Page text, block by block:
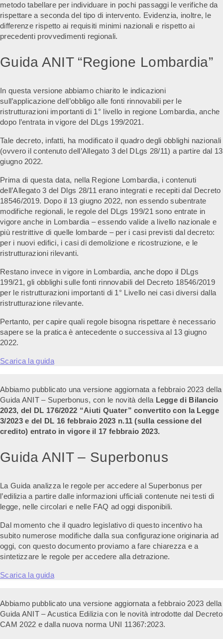
metodo tabellare per individuare in pochi passaggi le verifiche da
rispettare a seconda del tipo di intervento. Evidenzia, inoltre, le
differenze rispetto ai requisiti minimi nazionali e rispetto ai
precedenti provvedimenti regionali.
Guida ANIT “Regione Lombardia”
In questa versione abbiamo chiarito le indicazioni
sull’applicazione dell’obbligo alle fonti rinnovabili per le
ristrutturazioni importanti di 1° livello in regione Lombardia, anche
dopo l’entrata in vigore del DLgs 199/2021.
Tale decreto, infatti, ha modificato il quadro degli obblighi nazionali
(ovvero il contenuto dell’Allegato 3 del DLgs 28/11) a partire dal 13
giugno 2022.
Prima di questa data, nella Regione Lombardia, i contenuti
dell’Allegato 3 del Dlgs 28/11 erano integrati e recepiti dal Decreto
18546/2019. Dopo il 13 giugno 2022, non essendo subentrate
modifiche regionali, le regole del DLgs 199/21 sono entrate in
vigore anche in Lombardia – essendo valide a livello nazionale e
più restrittive di quelle lombarde – per i casi previsti dal decreto:
per i nuovi edifici, i casi di demolizione e ricostruzione, e le
ristrutturazioni rilevanti.
Restano invece in vigore in Lombardia, anche dopo il DLgs
199/21, gli obblighi sulle fonti rinnovabili del Decreto 18546/2019
per le ristrutturazioni importanti di 1° Livello nei casi diversi dalla
ristrutturazione rilevante.
Pertanto, per capire quali regole bisogna rispettare è necessario
sapere se la pratica è antecedente o successiva al 13 giugno
2022.
Scarica la guida
Abbiamo pubblicato una versione aggiornata a febbraio 2023 della
Guida ANIT – Superbonus, con le novità della Legge di Bilancio
2023, del DL 176/2022 “Aiuti Quater” convertito con la Legge
3/2023 e del DL 16 febbraio 2023 n.11 (sulla cessione del
credito) entrato in vigore il 17 febbraio 2023.
Guida ANIT – Superbonus
La Guida analizza le regole per accedere al Superbonus per
l’edilizia a partire dalle informazioni ufficiali contenute nei testi di
legge, nelle circolari e nelle FAQ ad oggi disponibili.
Dal momento che il quadro legislativo di questo incentivo ha
subito numerose modifiche dalla sua configurazione originaria ad
oggi, con questo documento proviamo a fare chiarezza e a
sintetizzare le regole per accedere alla detrazione.
Scarica la guida
Abbiamo pubblicato una versione aggiornata a febbraio 2023 della
Guida ANIT – Acustica Edilizia con le novità introdotte dal Decreto
CAM 2022 e dalla nuova norma UNI 11367:2023.